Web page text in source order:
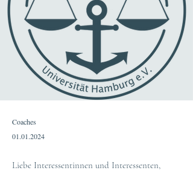
Coaches
01.01.2024
Liebe Interessentinnen und Interessenten,